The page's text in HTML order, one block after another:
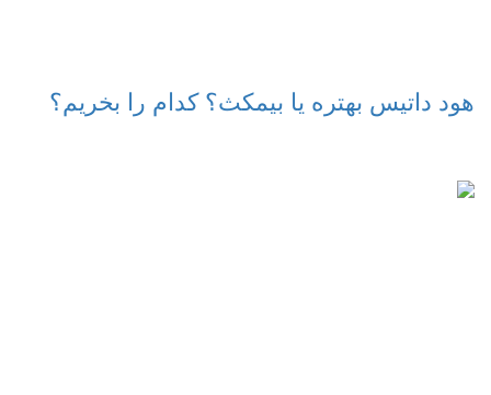
هود داتیس بهتره یا بیمکث؟ کدام را بخریم؟